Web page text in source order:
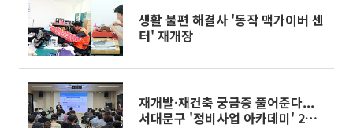
생활 불편 해결사 '동작 맥가이버 센
터' 재개장
재개발·재건축 궁금증 풀어준다...
서대문구 '정비사업 아카데미' 2월